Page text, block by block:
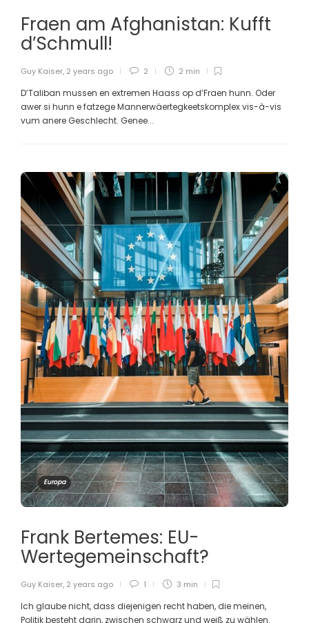
Fraen am Afghanistan: Kufft
d’Schmull!
Guy Kaiser, 2 years ago 2 2 min
D’Taliban mussen en extremen Haass op d’Fraen hunn. Oder
awer si hunn e fatzege Mannerwäertegkeetskomplex vis-à-vis
vum anere Geschlecht. Genee...
Europa
Frank Bertemes: EU-
Wertegemeinschaft?
Guy Kaiser, 2 years ago 1 3 min
Ich glaube nicht, dass diejenigen recht haben, die meinen,
Politik besteht darin, zwischen schwarz und weiß zu wählen.